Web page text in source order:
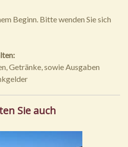
Beginn. Bitte wenden Sie sich
Getränke, sowie Ausgaben
Sie auch